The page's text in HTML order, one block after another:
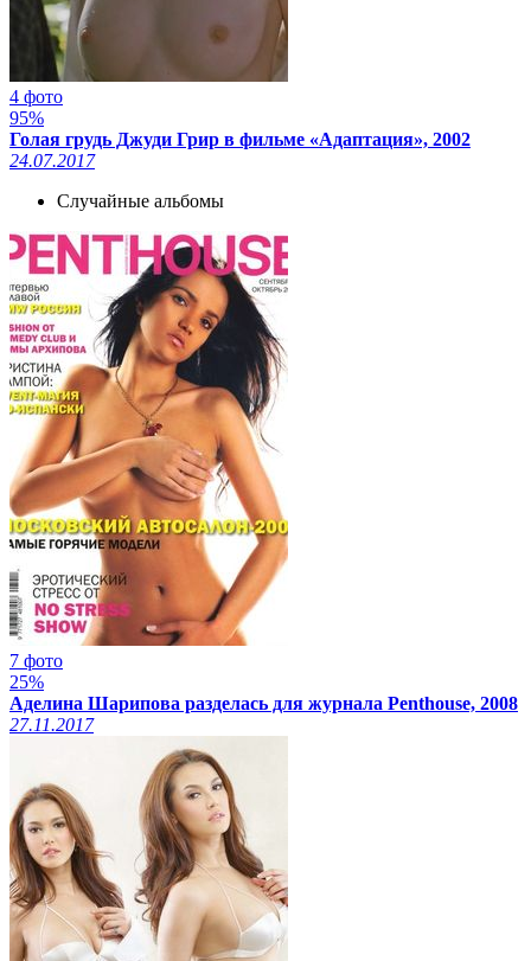
4 фото
95%
Голая грудь Джуди Грир в фильме «Адаптация», 2002
24.07.2017
Случайные альбомы
7 фото
25%
Аделина Шарипова разделась для журнала Penthouse, 2008
27.11.2017